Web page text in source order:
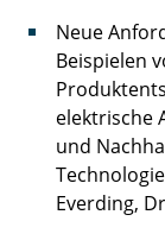
Neue
Beispielen
elektrische
und
Everding,